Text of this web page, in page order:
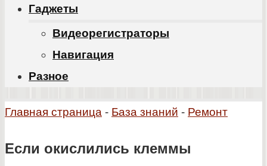
Гаджеты
Видеорегистраторы
Навигация
Разное
Главная страница - База знаний - Ремонт
Если окислились клеммы